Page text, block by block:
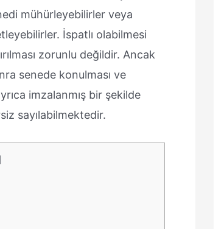
mühürleyebilirler veya
İspatlı olabilmesi
zorunlu değildir. Ancak
senede konulması ve
imzalanmış bir şekilde
sayılabilmektedir.